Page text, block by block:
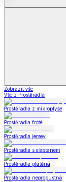
Zobrazit vše
Vše z Prostěradla
Prostěradla z mikroplyše
Prostěradla froté
Prostěradla jersey
Prostěradla s elastanem
Prostěradla plátěná
Prostěradla nepropustná